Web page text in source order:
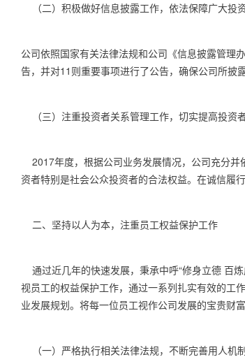
（二）积极做好信息披露工作，依法保障广大投
公司依照国家有关法律法规和公司《信息披露管理
告，并对11 则重要事项进行了公告，确保公司所披
（三）注重投资者关系管理工作，切实提高投资
2017年度，根据公司业务发展情况，公司充分
资者特别是社会公众投资者的合法权益。在诚信履
二、坚持以人为本，注重员工权益保护工作
通过近几年的快速发展，秉承中呼“修身立德 百
视员工的权益保护工作，通过一系列扎实有效的工
业发展规划。将每一位员工视作公司发展的宝贵财
（一）严格执行相关法律法规，不断完善用人机制